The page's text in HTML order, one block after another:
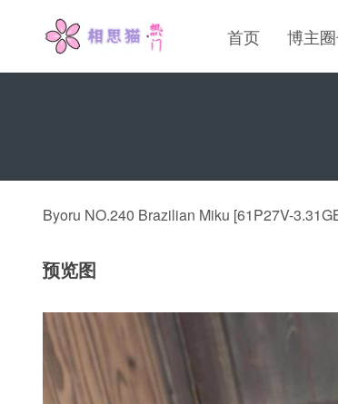
首页 博主
Byoru NO.240 Brazilian Miku [61P27V-
预览图